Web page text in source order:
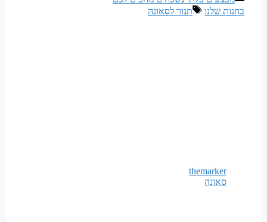
בחנות שלנו
תגיות
תנור לסאונה
themarker
סאונה